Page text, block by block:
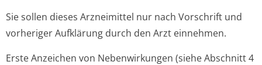
Sie sollen dieses Arzneimittel nur nach Vorschrift und
vorheriger Aufklärung durch den Arzt einnehmen.
Erste Anzeichen von Nebenwirkungen (siehe Abschnitt 4